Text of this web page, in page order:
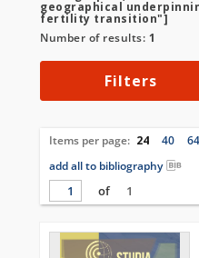
geographical
fertility transition"]
Number of results: 1
Filters
Items per page: 24 40
64
add all to bibliography
of
1